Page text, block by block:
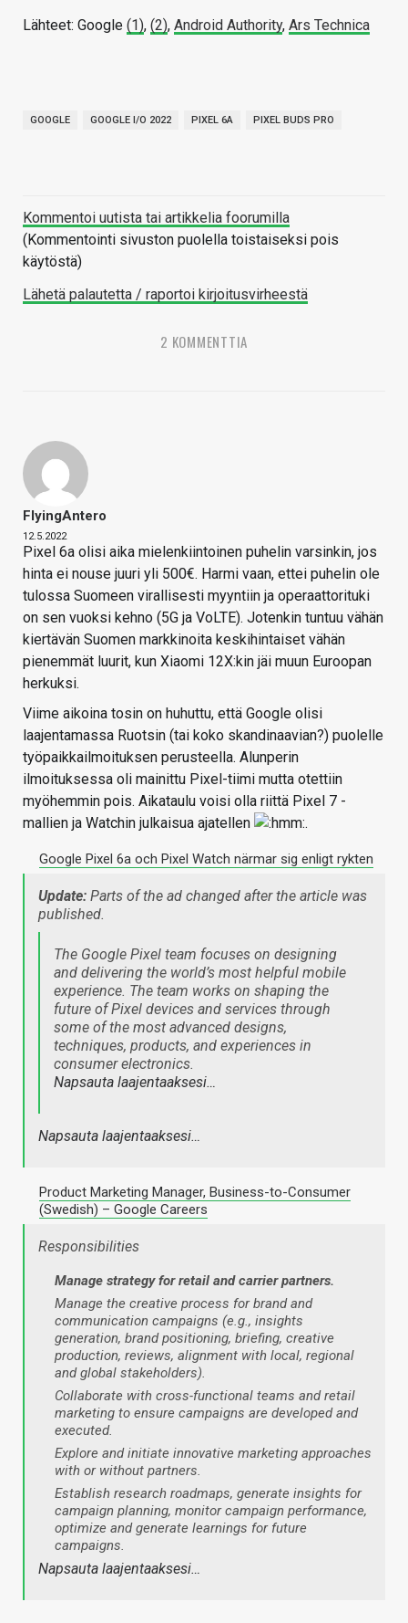
Lähteet: Google (1), (2), Android Authority, Ars Technica
GOOGLE GOOGLE I/O 2022 PIXEL 6A PIXEL BUDS PRO
Kommentoi uutista tai artikkelia foorumilla
(Kommentointi sivuston puolella toistaiseksi pois
käytöstä)
Lähetä palautetta / raportoi kirjoitusvirheestä
2 KOMMENTTIA
FlyingAntero
12.5.2022
Pixel 6a olisi aika mielenkiintoinen puhelin varsinkin, jos
hinta ei nouse juuri yli 500€. Harmi vaan, ettei puhelin ole
tulossa Suomeen virallisesti myyntiin ja operaattorituki
on sen vuoksi kehno (5G ja VoLTE). Jotenkin tuntuu vähän
kiertävän Suomen markkinoita keskihintaiset vähän
pienemmät luurit, kun Xiaomi 12X:kin jäi muun Euroopan
herkuksi.
Viime aikoina tosin on huhuttu, että Google olisi
laajentamassa Ruotsin (tai koko skandinaavian?) puolelle
työpaikkailmoituksen perusteella. Alunperin
ilmoituksessa oli mainittu Pixel-tiimi mutta otettiin
myöhemmin pois. Aikataulu voisi olla riittä Pixel 7 -
mallien ja Watchin julkaisua ajatellen
.
Google Pixel 6a och Pixel Watch närmar sig enligt rykten
Update: Parts of the ad changed after the article was
published.
The Google Pixel team focuses on designing
and delivering the world’s most helpful mobile
experience. The team works on shaping the
future of Pixel devices and services through
some of the most advanced designs,
techniques, products, and experiences in
consumer electronics.
Napsauta laajentaaksesi…
Napsauta laajentaaksesi…
Product Marketing Manager, Business-to-Consumer
(Swedish) – Google Careers
Responsibilities
Manage strategy for retail and carrier partners.
Manage the creative process for brand and
communication campaigns (e.g., insights
generation, brand positioning, briefing, creative
production, reviews, alignment with local, regional
and global stakeholders).
Collaborate with cross-functional teams and retail
marketing to ensure campaigns are developed and
executed.
Explore and initiate innovative marketing approaches
with or without partners.
Establish research roadmaps, generate insights for
campaign planning, monitor campaign performance,
optimize and generate learnings for future
campaigns.
Napsauta laajentaaksesi…